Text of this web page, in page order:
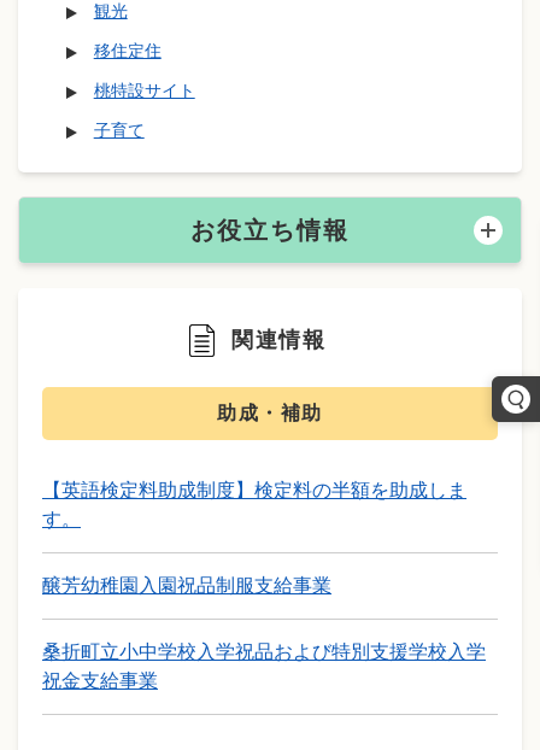
観光
移住定住
桃特設サイト
子育て
お役立ち情報
関連情報
助成・補助
【英語検定料助成制度】検定料の半額を助成しま
す。
醸芳幼稚園入園祝品制服支給事業
桑折町立小中学校入学祝品および特別支援学校入学
祝金支給事業